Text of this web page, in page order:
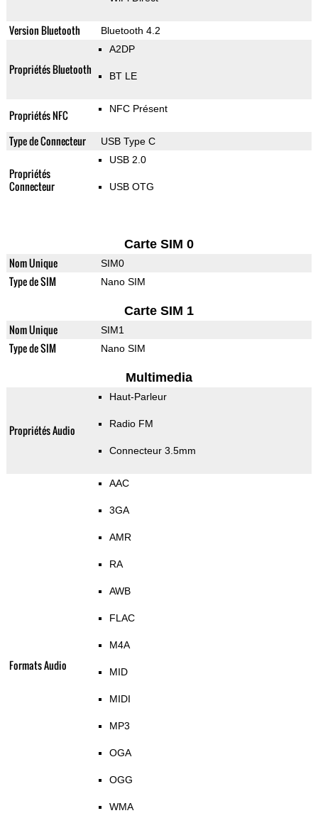
Version Bluetooth Bluetooth 4.2
Propriétés Bluetooth
A2DP
BT LE
Propriétés NFC NFC Présent
Type de Connecteur USB Type C
Propriétés
Connecteur
USB 2.0
USB OTG
Carte SIM 0
Nom Unique SIM0
Type de SIM Nano SIM
Carte SIM 1
Nom Unique SIM1
Type de SIM Nano SIM
Multimedia
Propriétés Audio
Haut-Parleur
Radio FM
Connecteur 3.5mm
Formats Audio
AAC
3GA
AMR
RA
AWB
FLAC
M4A
MID
MIDI
MP3
OGA
OGG
WMA